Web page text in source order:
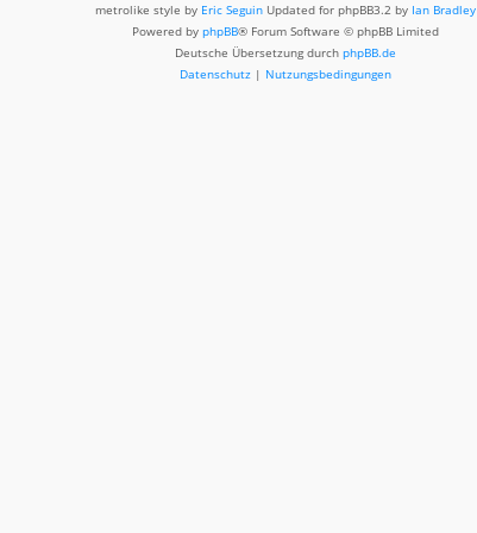
metrolike style by Eric Seguin Updated for phpBB3.2 by Ian Bradley
Powered by phpBB® Forum Software © phpBB Limited
Deutsche Übersetzung durch phpBB.de
Datenschutz | Nutzungsbedingungen